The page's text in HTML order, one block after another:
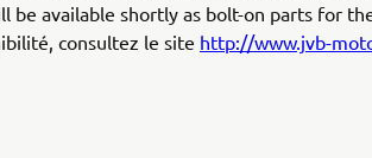
be available shortly as bolt-on parts for
consultez le site http://www.jvb-